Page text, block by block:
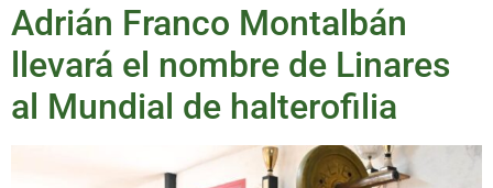
Adrián Franco Montalbán
llevará el nombre de Linares
al Mundial de halterofilia